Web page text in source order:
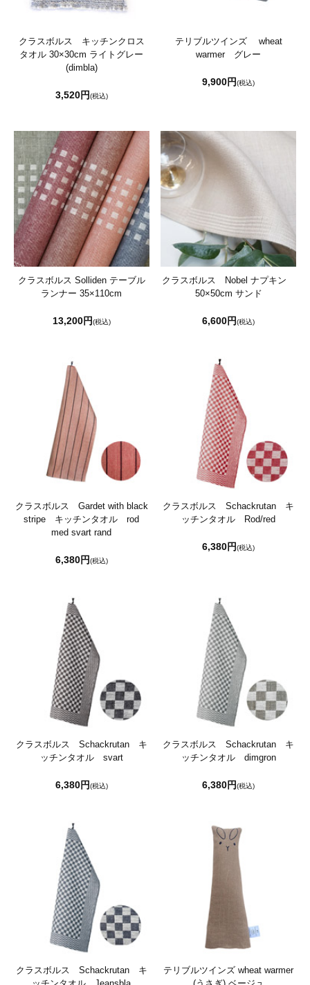
クラスボルス キッチンクロス
タオル 30×30cm ライトグレー
(dimbla)
3,520円(税込)
テリブルツインズ wheat
warmer グレー
9,900円(税込)
クラスボルス Solliden テーブル
ランナー 35×110cm
13,200円(税込)
クラスボルス Nobel ナプキン
50×50cm サンド
6,600円(税込)
クラスボルス Gardet with black
stripe キッチンタオル rod
med svart rand
6,380円(税込)
クラスボルス Schackrutan キ
ッチンタオル Rod/red
6,380円(税込)
クラスボルス Schackrutan キ
ッチンタオル svart
6,380円(税込)
クラスボルス Schackrutan キ
ッチンタオル dimgron
6,380円(税込)
クラスボルス Schackrutan キ
テリブルツインズ wheat warmer